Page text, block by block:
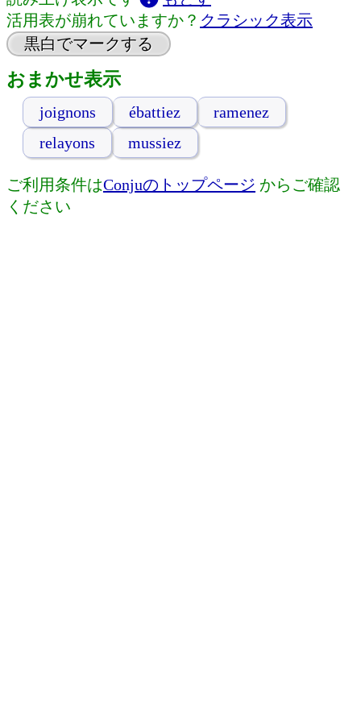
活用表が崩れていますか？ クラシック表示
黒白でマークする
おまかせ表示
joignons ébattiez
ramenez
relayons
mussiez
ご利用条件はConjuのトップページ からご確認
ください